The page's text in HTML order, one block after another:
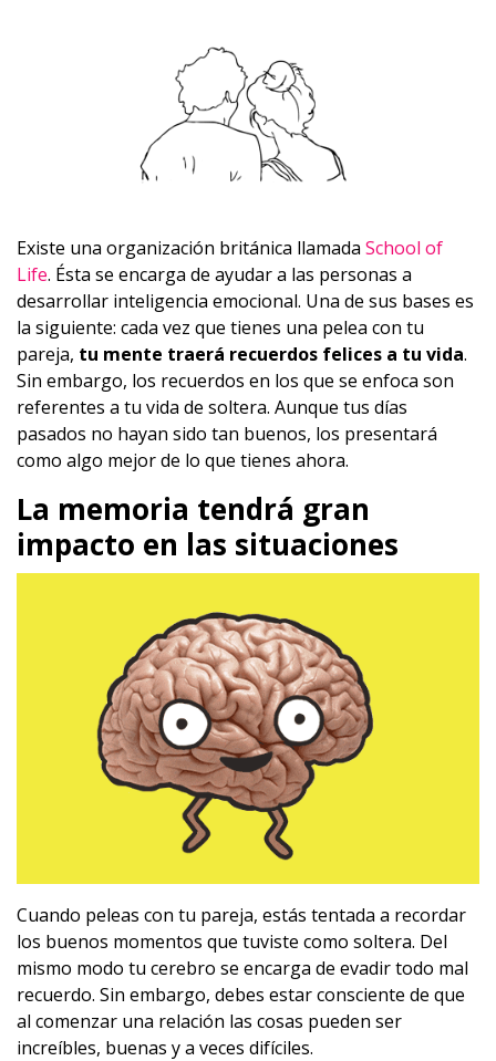
Existe una organización británica llamada School of
Life. Ésta se encarga de ayudar a las personas a
desarrollar inteligencia emocional. Una de sus bases es
la siguiente: cada vez que tienes una pelea con tu
pareja, tu mente traerá recuerdos felices a tu vida.
Sin embargo, los recuerdos en los que se enfoca son
referentes a tu vida de soltera. Aunque tus días
pasados no hayan sido tan buenos, los presentará
como algo mejor de lo que tienes ahora.
La memoria tendrá gran
impacto en las situaciones
Cuando peleas con tu pareja, estás tentada a recordar
los buenos momentos que tuviste como soltera. Del
mismo modo tu cerebro se encarga de evadir todo mal
recuerdo. Sin embargo, debes estar consciente de que
al comenzar una relación las cosas pueden ser
increíbles, buenas y a veces difíciles.